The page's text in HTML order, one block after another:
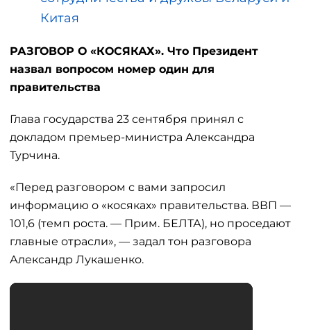
Китая
РАЗГОВОР О «КОСЯКАХ». Что Президент
назвал вопросом номер один для
правительства
Глава государства 23 сентября принял с
докладом премьер-министра Александра
Турчина.
«Перед разговором с вами запросил
информацию о «косяках» правительства. ВВП —
101,6 (темп роста. — Прим. БЕЛТА), но проседают
главные отрасли», — задал тон разговора
Александр Лукашенко.